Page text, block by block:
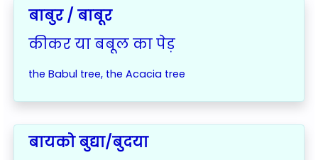
बाबुर / बाबूर
कीकर या बबूल का पेड़
the Babul tree, the Acacia tree
बायको बुद्या/बुदया